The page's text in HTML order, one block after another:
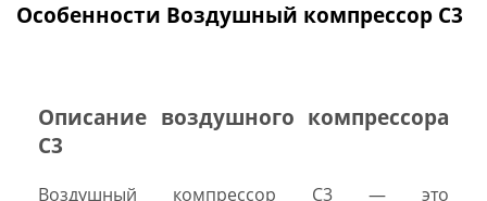
Особенности Воздушный компрессор C3
Описание воздушного компрессора
C3
Воздушный компрессор C3 — это